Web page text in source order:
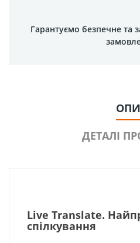
Гарантуємо безпечне
ДЕТАЛІ
Live Translate.
спілкування